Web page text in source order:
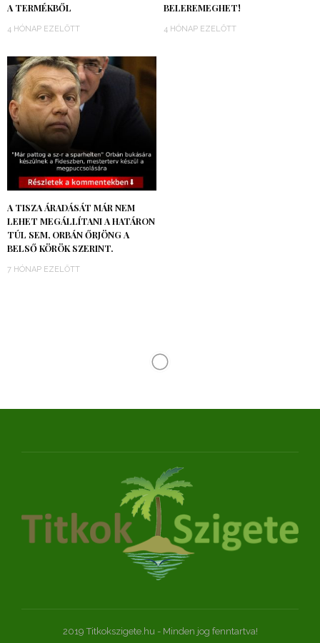
A TERMÉKBŐL
4 HÓNAP EZELŐTT
BELEREMEGHET!
4 HÓNAP EZELŐTT
A TISZA ÁRADÁSÁT MÁR NEM
LEHET MEGÁLLÍTANI A HATÁRON
TÚL SEM, ORBÁN ŐRJÖNG A
BELSŐ KÖRÖK SZERINT.
7 HÓNAP EZELŐTT
2019 Titkokszigete.hu - Minden jog fenntartva!